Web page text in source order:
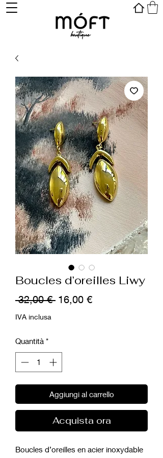
Boucles d’oreilles Liwy
32,00 € Prezzo
16,00 €Prezzo
IVA inclusa
Quantità *
Aggiungi al carrello
Acquista ora
Boucles d’oreilles en acier inoxydable